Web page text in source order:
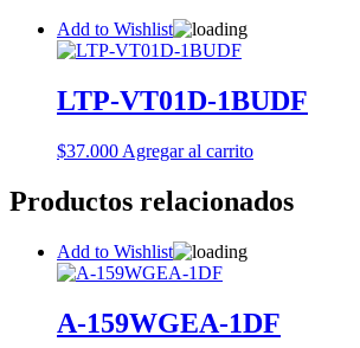
Add to Wishlist
LTP-VT01D-1BUDF
$37.000 Agregar al carrito
Productos relacionados
Add to Wishlist
A-159WGEA-1DF